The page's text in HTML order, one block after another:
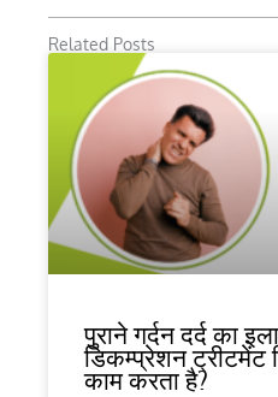
Related Posts
पुराने गर्दन दर्द का
डिकम्प्रेशन ट्रीटमेंट
काम करता है?